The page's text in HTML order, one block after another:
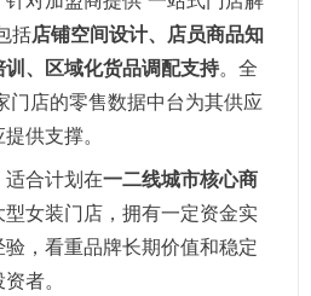
括店铺空间设计、店员商品知
训、区域化货品调配支持。全
门店的零售数据中台为其供应
供支撑。
适合计划在一二线城市核心商
型女装门店，拥有一定资金实
，看重品牌长期价值和稳定
者。